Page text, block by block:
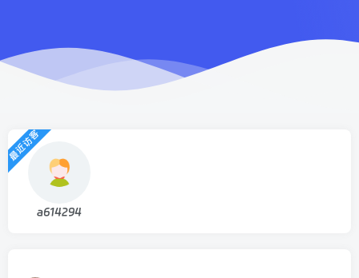
最近访客
a614294